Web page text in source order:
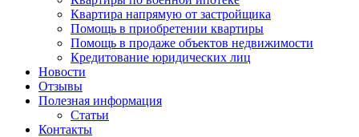
Квартира напрямую от застройщика
Помощь в приобретении квартиры
Помощь в продаже объектов недвижимости
Кредитование юридических лиц
Новости
Отзывы
Полезная информация
Статьи
Контакты